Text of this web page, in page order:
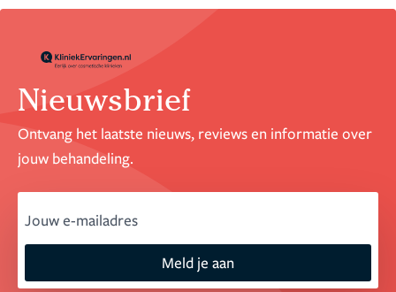
Nieuwsbrief
Ontvang het laatste nieuws, reviews en informatie over
jouw behandeling.
Meld je aan